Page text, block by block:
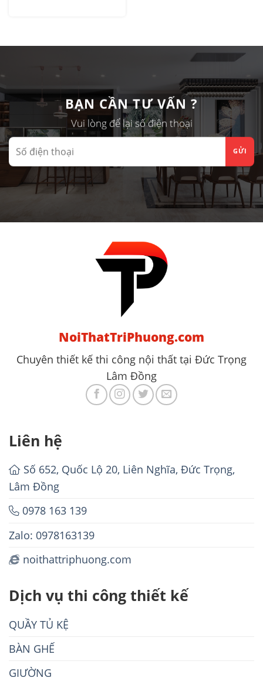
BẠN CẦN TƯ VẤN ?
Vui lòng để lại số điện thoại
NoiThatTriPhuong.com
Chuyên thiết kế thi công nội thất tại Đức Trọng
Lâm Đồng
Liên hệ
Số 652, Quốc Lộ 20, Liên Nghĩa, Đức Trọng,
Lâm Đồng
0978 163 139
Zalo: 0978163139
noithattriphuong.com
Dịch vụ thi công thiết kế
QUẦY TỦ KỆ
BÀN GHẾ
GIƯỜNG